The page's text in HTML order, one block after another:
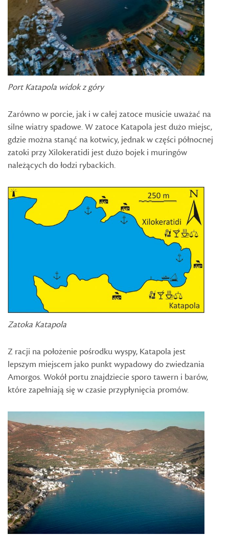
Port Katapola widok z góry
Zarówno w porcie, jak i w całej zatoce musicie uważać na
silne wiatry spadowe. W zatoce Katapola jest dużo miejsc,
gdzie można stanąć na kotwicy, jednak w części północnej
zatoki przy Xilokeratidi jest dużo bojek i muringów
należących do łodzi rybackich.
Zatoka Katapola
Z racji na położenie pośrodku wyspy, Katapola jest
lepszym miejscem jako punkt wypadowy do zwiedzania
Amorgos. Wokół portu znajdziecie sporo tawern i barów,
które zapełniają się w czasie przypłynięcia promów.